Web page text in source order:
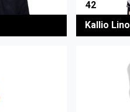
42
Kallio Lino